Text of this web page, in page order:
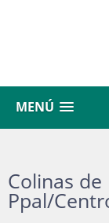
MENÚ
Colinas
Ppal/